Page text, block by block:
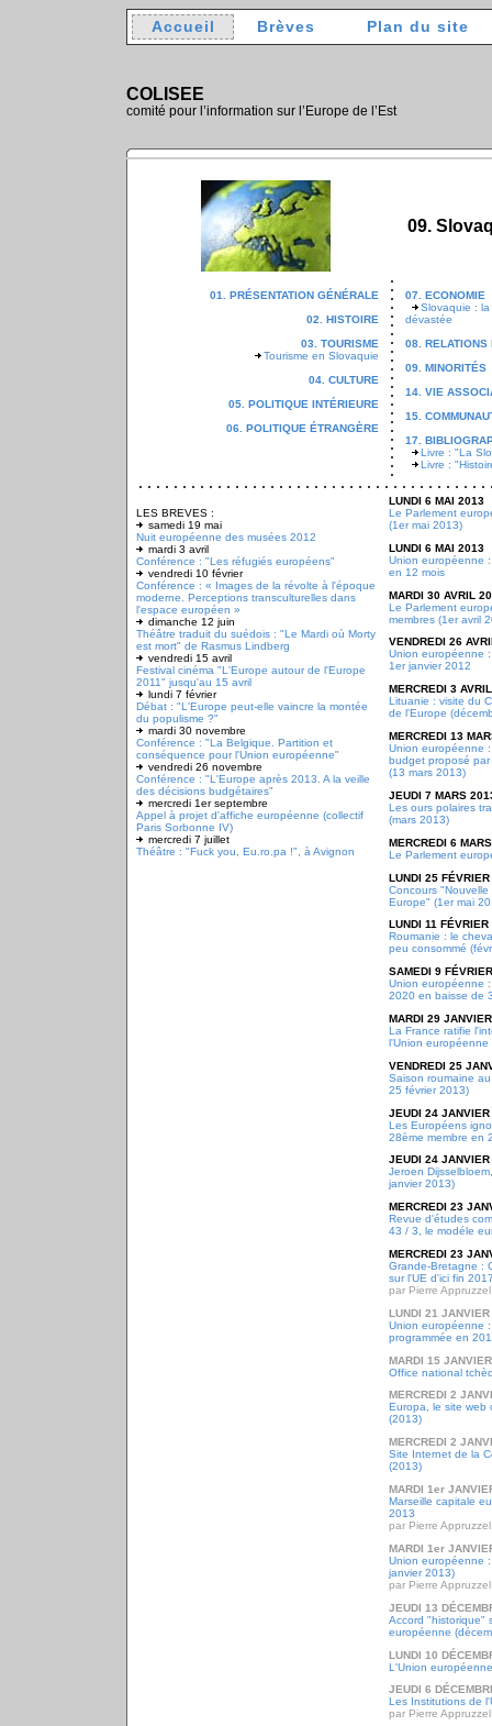
Accueil Brèves Plan du site
COLISEE
comité pour l’information sur l’Europe de l’Est
09.
01. PRÉSENTATION GÉNÉRALE
02. HISTOIRE
03. TOURISME
Tourisme en Slovaquie
04. CULTURE
05. POLITIQUE INTÉRIEURE
06. POLITIQUE ÉTRANGÈRE
07. ECONOMIE
Slovaquie :
dévastée
08. RELATIONS
09. MINORITÉS
14. VIE
15.
17.
Livre : "La
Livre :
LES BREVES :
samedi 19 mai
Nuit européenne des musées 2012
mardi 3 avril
Conférence : "Les réfugiés européens"
vendredi 10 février
Conférence : « Images de la révolte à l'époque
moderne. Perceptions transculturelles dans
l'espace européen »
dimanche 12 juin
Théâtre traduit du suédois : "Le Mardi où Morty
est mort" de Rasmus Lindberg
vendredi 15 avril
Festival cinéma "L'Europe autour de l'Europe
2011" jusqu'au 15 avril
lundi 7 février
Débat : "L'Europe peut-elle vaincre la montée
du populisme ?"
mardi 30 novembre
Conférence : "La Belgique. Partition et
conséquence pour l'Union européenne"
vendredi 26 novembre
Conférence : "L'Europe après 2013. A la veille
des décisions budgétaires"
mercredi 1er septembre
Appel à projet d'affiche européenne (collectif
Paris Sorbonne IV)
mercredi 7 juillet
Théâtre : "Fuck you, Eu.ro.pa !", à Avignon
LUNDI 6 MAI 2013
Le Parlement
(1er mai 2013)
LUNDI 6 MAI 2013
Union européenne
en 12 mois
MARDI 30 AVRIL
Le Parlement
membres (1er avril
VENDREDI 26
Union européenne
1er janvier 2012
MERCREDI 3
Lituanie : visite du
de l'Europe
MERCREDI 13
Union européenne
budget proposé
(13 mars 2013)
JEUDI 7 MARS
Les ours polaires
(mars 2013)
MERCREDI 6
Le Parlement
LUNDI 25
Concours
Europe" (1er mai
LUNDI 11
Roumanie : le
peu consommé
SAMEDI 9
Union européenne
2020 en baisse de
MARDI 29
La France ratifie
l'Union européenne
VENDREDI 25
Saison roumaine
25 février 2013)
JEUDI 24
Les Européens
28ème membre en
JEUDI 24
Jeroen
janvier 2013)
MERCREDI 23
Revue d'études
43 / 3, le modéle
MERCREDI 23
Grande-Bretagne :
sur l'UE d'ici fin
par Pierre Appruzzel
LUNDI 21
Union européenne
programmée en
MARDI 15
Office national
MERCREDI 2
Europa, le site web
(2013)
MERCREDI 2
Site Internet de la
(2013)
MARDI 1er
Marseille capitale
2013
par Pierre Appruzzel
MARDI 1er
Union européenne
janvier 2013)
par Pierre Appruzzel
JEUDI 13
Accord "historique"
européenne
LUNDI 10
L'Union
JEUDI 6
Les Institutions de
par Pierre Appruzzel